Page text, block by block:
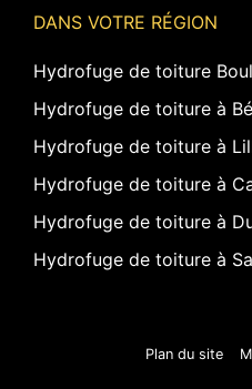
DANS VOTRE RÉGION
Hydrofuge de toiture
Hydrofuge de toiture à
Hydrofuge de toiture à
Hydrofuge de toiture à
Hydrofuge de toiture à
Hydrofuge de toiture à
Plan du site